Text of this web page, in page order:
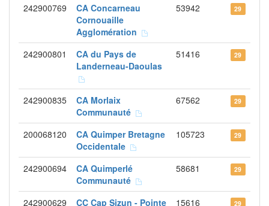
242900769
CA Concarneau
Cornouaille
Agglomération
53942 29
242900801
CA du Pays de
Landerneau-Daoulas
51416 29
242900835
CA Morlaix
Communauté
67562 29
200068120
CA Quimper Bretagne
Occidentale
105723 29
242900694
CA Quimperlé
Communauté
58681 29
242900629 CC Cap Sizun - Pointe 15616 29